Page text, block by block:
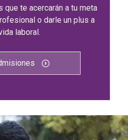
que te acercarán a tu meta
o darle un plus a
laboral.